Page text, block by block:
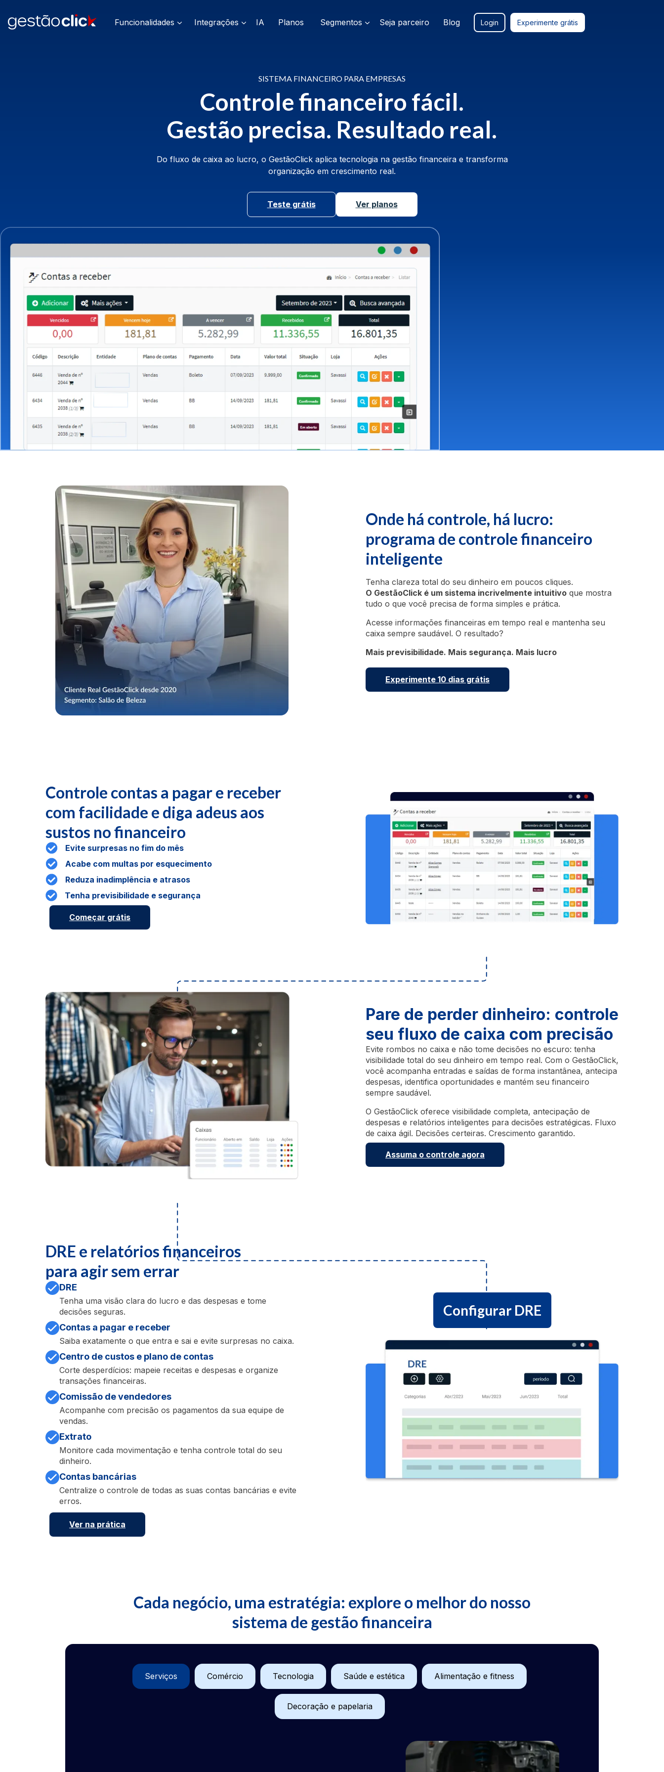
Funcionalidades Integrações IA Planos Segmentos Seja parceiro Blog Login Experimente grátis
SISTEMA FINANCEIRO PARA EMPRESAS
Controle financeiro fácil.
Gestão precisa. Resultado real.
Do fluxo de caixa ao lucro, o GestãoClick aplica tecnologia na gestão financeira e transforma
organização em crescimento real.
Teste grátis Ver planos
Onde há controle, há lucro:
programa de controle financeiro
inteligente
Tenha clareza total do seu dinheiro em poucos cliques.
O GestãoClick é um sistema incrivelmente intuitivo que mostra
tudo o que você precisa de forma simples e prática.
Acesse informações financeiras em tempo real e mantenha seu
caixa sempre saudável. O resultado?
Mais previsibilidade. Mais segurança. Mais lucro
Experimente 10 dias grátis
Controle contas a pagar e receber
com facilidade e diga adeus aos
sustos no financeiro
Evite surpresas no fim do mês
Acabe com multas por esquecimento
Reduza inadimplência e atrasos
Tenha previsibilidade e segurança
Começar grátis
Pare de perder dinheiro: controle
seu fluxo de caixa com precisão
Evite rombos no caixa e não tome decisões no escuro: tenha
visibilidade total do seu dinheiro em tempo real. Com o GestãoClick,
você acompanha entradas e saídas de forma instantânea, antecipa
despesas, identifica oportunidades e mantém seu financeiro
sempre saudável.
O GestãoClick oferece visibilidade completa, antecipação de
despesas e relatórios inteligentes para decisões estratégicas. Fluxo
de caixa ágil. Decisões certeiras. Crescimento garantido.
Assuma o controle agora
DRE e relatórios financeiros
para agir sem errar
DRE
Tenha uma visão clara do lucro e das despesas e tome
decisões seguras.
Contas a pagar e receber
Saiba exatamente o que entra e sai e evite surpresas no caixa.
Centro de custos e plano de contas
Corte desperdícios: mapeie receitas e despesas e organize
transações financeiras.
Comissão de vendedores
Acompanhe com precisão os pagamentos da sua equipe de
vendas.
Extrato
Monitore cada movimentação e tenha controle total do seu
dinheiro.
Contas bancárias
Centralize o controle de todas as suas contas bancárias e evite
erros.
Ver na prática
Configurar DRE
Cada negócio, uma estratégia: explore o melhor do nosso
sistema de gestão financeira
Serviços Comércio Tecnologia Saúde e estética Alimentação e fitness
Decoração e papelaria